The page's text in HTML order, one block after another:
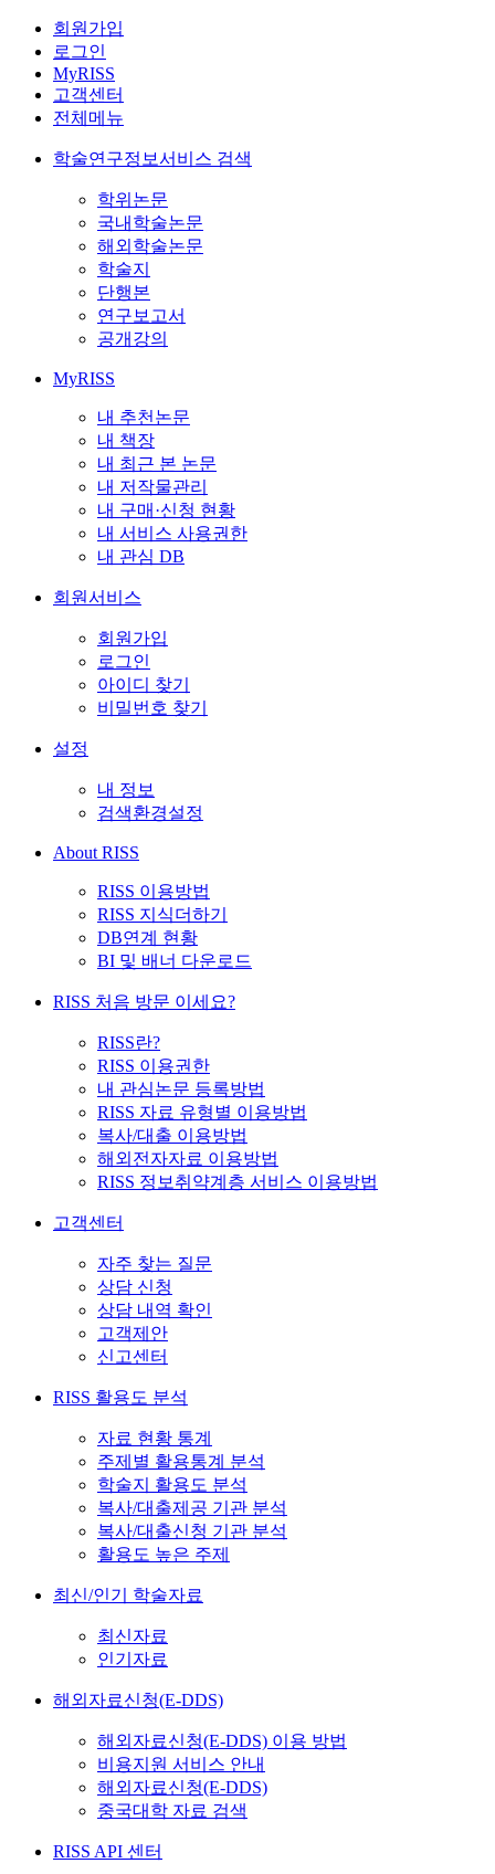
회원가입
로그인
MyRISS
고객센터
전체메뉴
학술연구정보서비스 검색
학위논문
국내학술논문
해외학술논문
학술지
단행본
연구보고서
공개강의
MyRISS
내 추천논문
내 책장
내 최근 본 논문
내 저작물관리
내 구매·신청 현황
내 서비스 사용권한
내 관심 DB
회원서비스
회원가입
로그인
아이디 찾기
비밀번호 찾기
설정
내 정보
검색환경설정
About RISS
RISS 이용방법
RISS 지식더하기
DB연계 현황
BI 및 배너 다운로드
RISS 처음 방문 이세요?
RISS란?
RISS 이용권한
내 관심논문 등록방법
RISS 자료 유형별 이용방법
복사/대출 이용방법
해외전자자료 이용방법
RISS 정보취약계층 서비스 이용방법
고객센터
자주 찾는 질문
상담 신청
상담 내역 확인
고객제안
신고센터
RISS 활용도 분석
자료 현황 통계
주제별 활용통계 분석
학술지 활용도 분석
복사/대출제공 기관 분석
복사/대출신청 기관 분석
활용도 높은 주제
최신/인기 학술자료
최신자료
인기자료
해외자료신청(E-DDS)
해외자료신청(E-DDS) 이용 방법
비용지원 서비스 안내
해외자료신청(E-DDS)
중국대학 자료 검색
RISS API 센터